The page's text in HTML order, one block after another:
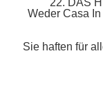
22. DAS
Weder Casa
Sie haften für